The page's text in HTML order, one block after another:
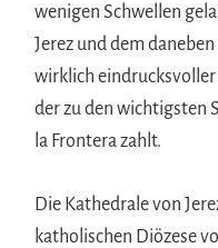
wenigen Schwellen
Jerez und dem
wirklich eindrucksvoller
der zu den wichtigsten
la Frontera zahlt.
Die Kathedrale von
katholischen Diözese